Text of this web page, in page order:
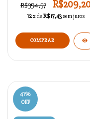
R$354,57
12x de R$17,43 sem juros
41%
OFF